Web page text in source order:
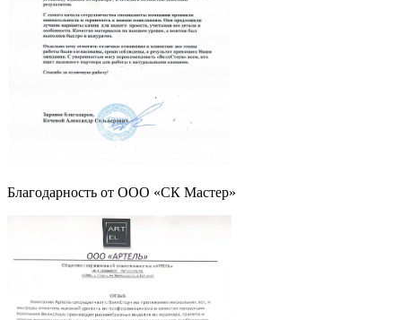
Благодарность от ООО «СК Мастер»